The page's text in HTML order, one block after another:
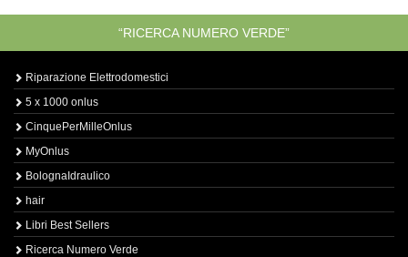
“RICERCA NUMERO VERDE”
Riparazione Elettrodomestici
5 x 1000 onlus
CinquePerMilleOnlus
MyOnlus
BolognaIdraulico
hair
Libri Best Sellers
Ricerca Numero Verde